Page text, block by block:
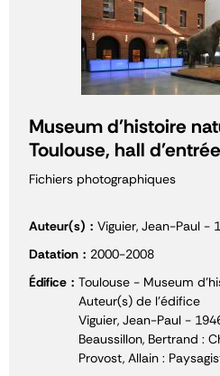
Museum d'histoire
Toulouse, hall
Fichiers photographiques
Auteur(s)
Viguier, Jean-Paul -
Datation
2000-2008
Édifice
Toulouse - Museum
Auteur(s) de l'édifice
Viguier, Jean-Paul -
Beaussillon, Bertrand :
Provost, Allain :